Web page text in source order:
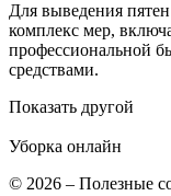
Для выведения
комплекс мер,
профессиональной
средствами.
Показать другой
Уборка онлайн
© 2026 – Полезные